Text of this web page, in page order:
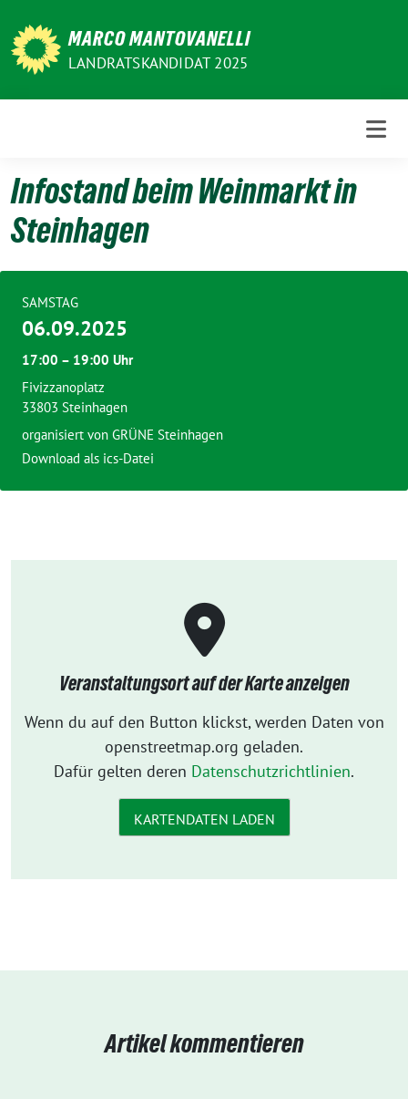
zum
Inhalt
MARCO MANTOVANELLI
LANDRATSKANDIDAT 2025
Infostand beim Weinmarkt in
Steinhagen
SAMSTAG
06.09.2025
17:00 – 19:00 Uhr
Fivizzanoplatz
33803 Steinhagen
organisiert von GRÜNE Steinhagen
Download als ics-Datei
Veranstaltungsort auf der Karte anzeigen
Wenn du auf den Button klickst, werden Daten von
openstreetmap.org geladen.
Dafür gelten deren Datenschutzrichtlinien.
KARTENDATEN LADEN
Artikel kommentieren